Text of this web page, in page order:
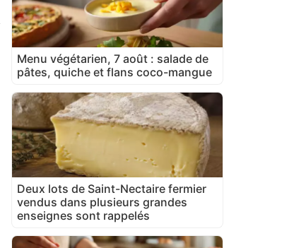
Menu végétarien, 7 août : salade de
pâtes, quiche et flans coco-mangue
Deux lots de Saint-Nectaire fermier
vendus dans plusieurs grandes
enseignes sont rappelés